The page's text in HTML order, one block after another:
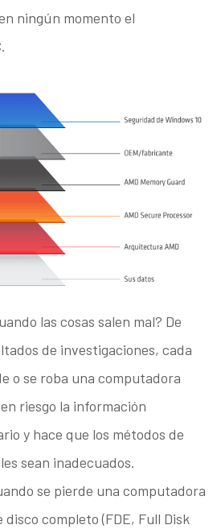
ningún momento el
las cosas salen mal? De
de investigaciones, cada
o se roba una computadora
riesgo la información
y hace que los métodos de
sean inadecuados.
se pierde una computadora
completo (FDE, Full Disk